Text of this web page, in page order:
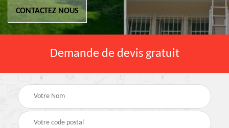
CONTACTEZ NOUS
Demande de devis gratuit